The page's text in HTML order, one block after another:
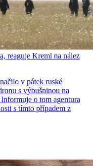
reaguje Kreml na nález
v pátek ruské
s výbušninou na
o tom agentura
s tímto případem z